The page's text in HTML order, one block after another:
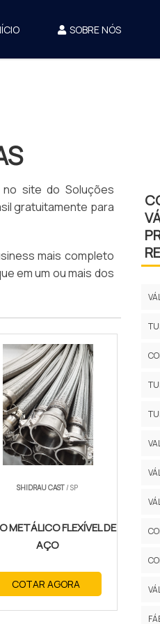
SOBRE NÓS
site do Soluções
gratuitamente para
mais completo
em um ou mais dos
SHIDRAU CAST/ SP
METÁLICO FLEXÍVEL DE
AÇO
COTAR AGORA